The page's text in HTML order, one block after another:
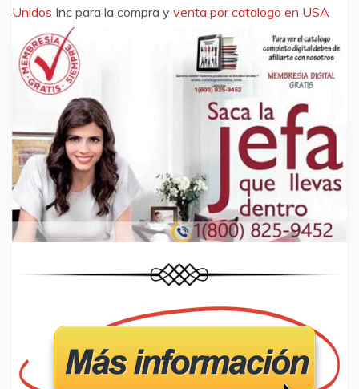
Unidos Inc para la compra y venta por catalogo en USA